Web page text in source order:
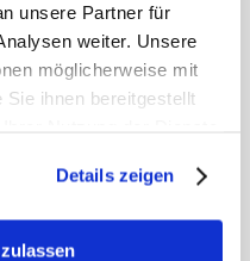
unsere Partner für
weiter. Unsere
möglicherweise mit
ihnen bereitgestellt
Details zeigen
Wirtschaft, Gesundheits-
und Sporttourismus
In diesem gemeinsamen
Bachelor-Studium der
Universität Innsbruck und
Kompetenzen der beiden
Tiroler Universitäten